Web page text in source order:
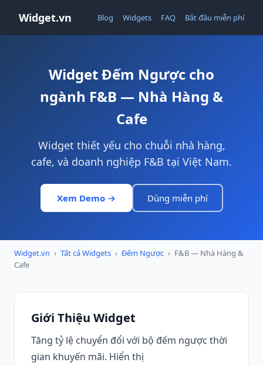
Widget.vn Blog Widgets FAQ Bắt đầu miễn phí
Widget Đếm Ngược cho
ngành F&B — Nhà Hàng &
Cafe
Widget thiết yếu cho chuỗi nhà hàng,
cafe, và doanh nghiệp F&B tại Việt Nam.
Xem Demo → Dùng miễn phí
Widget.vn › Tất cả Widgets › Đếm Ngược › F&B — Nhà Hàng &
Cafe
Giới Thiệu Widget
Tăng tỷ lệ chuyển đổi với bộ đếm ngược thời
gian khuyến mãi. Hiển thị